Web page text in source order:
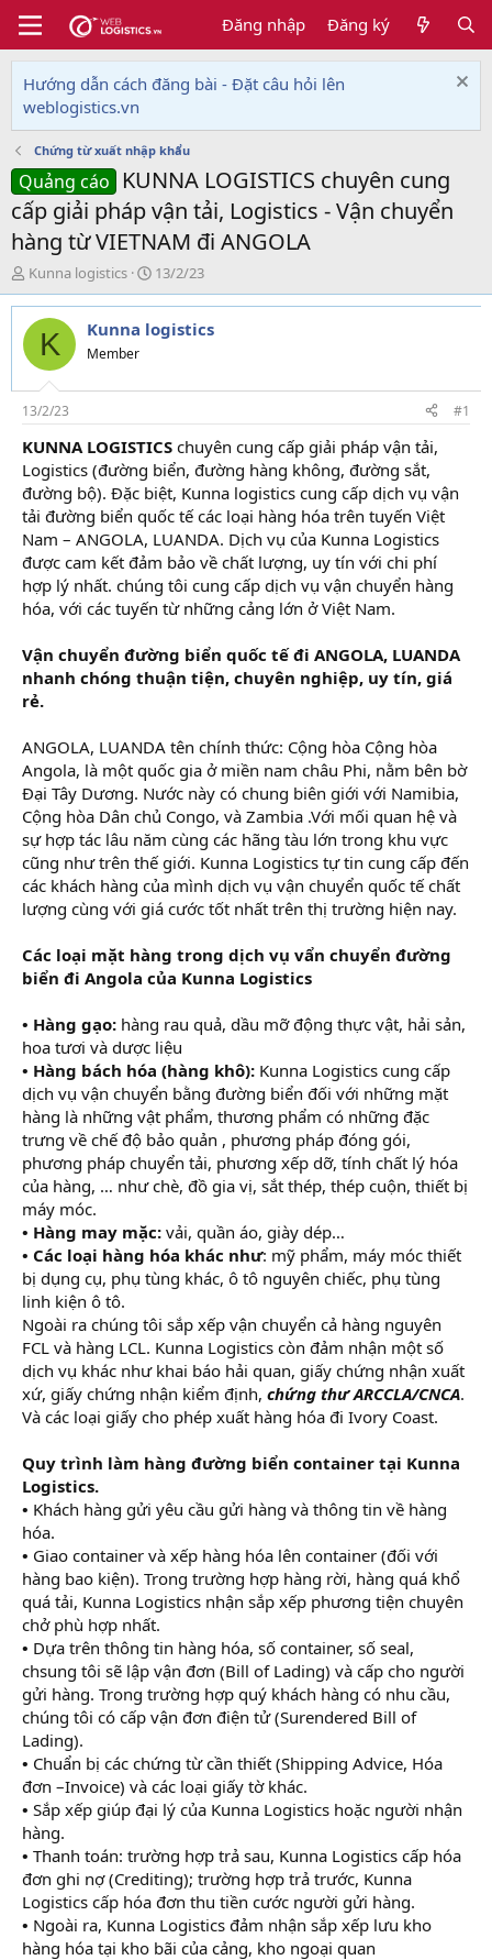
Đăng nhập Đăng ký
Hướng dẫn cách đăng bài - Đặt câu hỏi lên
weblogistics.vn
Chứng từ xuất nhập khẩu
Quảng cáo
KUNNA LOGISTICS chuyên cung
cấp giải pháp vận tải, Logistics - Vận chuyển
hàng từ VIETNAM đi ANGOLA
T
h
r
e
d
s
t
a
r
t
e
r
Kunna logistics
N
g
à
y
i
13/2/23
K Kunna logistics
Member
13/2/23 #1
KUNNA LOGISTICS chuyên cung cấp giải pháp vận tải,
Logistics (đường biển, đường hàng không, đường sắt,
đường bộ). Đặc biệt, Kunna logistics cung cấp dịch vụ vận
tải đường biển quốc tế các loại hàng hóa trên tuyến Việt
Nam – ANGOLA, LUANDA. Dịch vụ của Kunna Logistics
được cam kết đảm bảo về chất lượng, uy tín với chi phí
hợp lý nhất. chúng tôi cung cấp dịch vụ vận chuyển hàng
hóa, với các tuyến từ những cảng lớn ở Việt Nam.
Vận chuyển đường biển quốc tế đi ANGOLA, LUANDA
nhanh chóng thuận tiện, chuyên nghiệp, uy tín, giá
rẻ.
ANGOLA, LUANDA tên chính thức: Cộng hòa Cộng hòa
Angola, là một quốc gia ở miền nam châu Phi, nằm bên bờ
Đại Tây Dương. Nước này có chung biên giới với Namibia,
Cộng hòa Dân chủ Congo, và Zambia .Với mối quan hệ và
sự hợp tác lâu năm cùng các hãng tàu lớn trong khu vực
cũng như trên thế giới. Kunna Logistics tự tin cung cấp đến
các khách hàng của mình dịch vụ vận chuyển quốc tế chất
lượng cùng với giá cước tốt nhất trên thị trường hiện nay.
Các loại mặt hàng trong dịch vụ vẩn chuyển đường
biển đi Angola của Kunna Logistics
• Hàng gạo: hàng rau quả, dầu mỡ động thực vật, hải sản,
hoa tươi và dược liệu
• Hàng bách hóa (hàng khô): Kunna Logistics cung cấp
dịch vụ vận chuyển bằng đường biển đối với những mặt
hàng là những vật phẩm, thương phẩm có những đặc
trưng về chế độ bảo quản , phương pháp đóng gói,
phương pháp chuyển tải, phương xếp dỡ, tính chất lý hóa
của hàng, … như chè, đồ gia vị, sắt thép, thép cuộn, thiết bị
máy móc.
• Hàng may mặc: vải, quần áo, giày dép…
• Các loại hàng hóa khác như: mỹ phẩm, máy móc thiết
bị dụng cụ, phụ tùng khác, ô tô nguyên chiếc, phụ tùng
linh kiện ô tô.
Ngoài ra chúng tôi sắp xếp vận chuyển cả hàng nguyên
FCL và hàng LCL. Kunna Logistics còn đảm nhận một số
dịch vụ khác như khai báo hải quan, giấy chứng nhận xuất
xứ, giấy chứng nhận kiểm định, chứng thư ARCCLA/CNCA.
Và các loại giấy cho phép xuất hàng hóa đi Ivory Coast.
Quy trình làm hàng đường biển container tại Kunna
Logistics.
• Khách hàng gửi yêu cầu gửi hàng và thông tin về hàng
hóa.
• Giao container và xếp hàng hóa lên container (đối với
hàng bao kiện). Trong trường hợp hàng rời, hàng quá khổ
quá tải, Kunna Logistics nhận sắp xếp phương tiện chuyên
chở phù hợp nhất.
• Dựa trên thông tin hàng hóa, số container, số seal,
chsung tôi sẽ lập vận đơn (Bill of Lading) và cấp cho người
gửi hàng. Trong trường hợp quý khách hàng có nhu cầu,
chúng tôi có cấp vận đơn điện tử (Surendered Bill of
Lading).
• Chuẩn bị các chứng từ cần thiết (Shipping Advice, Hóa
đơn –Invoice) và các loại giấy tờ khác.
• Sắp xếp giúp đại lý của Kunna Logistics hoặc người nhận
hàng.
• Thanh toán: trường hợp trả sau, Kunna Logistics cấp hóa
đơn ghi nợ (Crediting); trường hợp trả trước, Kunna
Logistics cấp hóa đơn thu tiền cước người gửi hàng.
• Ngoài ra, Kunna Logistics đảm nhận sắp xếp lưu kho
hàng hóa tại kho bãi của cảng, kho ngoại quan